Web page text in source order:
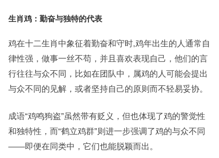
生肖鸡：勤奋与独特的代表
鸡在十二生肖中象征着勤奋和守时,鸡年出生的人通常自
律性强，做事一丝不苟，并且喜欢表现自己，他们的言
行往往与众不同，比如在团队中，属鸡的人可能会提出
与众不同的见解，或者坚持自己的原则而不轻易妥协。
成语“鸡鸣狗盗”虽然带有贬义，但也体现了鸡的警觉性
和独特性，而“鹤立鸡群”则进一步强调了鸡的与众不同
——即便在同类中，它们也能脱颖而出。